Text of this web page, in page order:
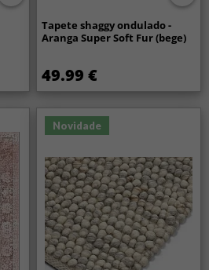
Tapete shaggy ondulado -
Aranga Super Soft Fur (bege)
49.99 €
Novidade